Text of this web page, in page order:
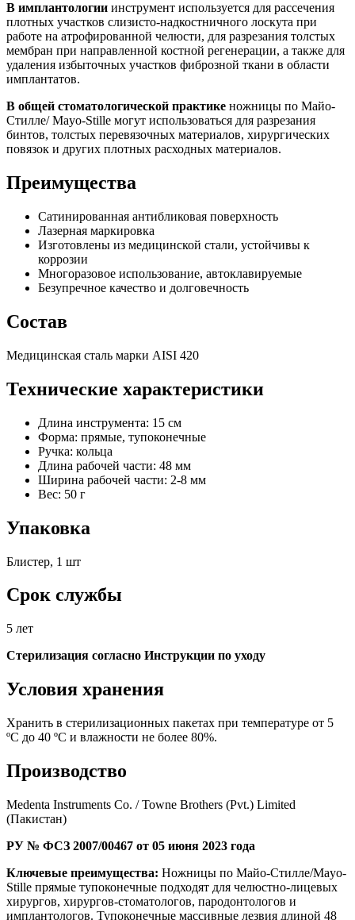
В имплантологии инструмент используется для рассечения
плотных участков слизисто-надкостничного лоскута при
работе на атрофированной челюсти, для разрезания толстых
мембран при направленной костной регенерации, а также для
удаления избыточных участков фиброзной ткани в области
имплантатов.
В общей стоматологической практике ножницы по Майо-
Стилле/ Mayo-Stille могут использоваться для разрезания
бинтов, толстых перевязочных материалов, хирургических
повязок и других плотных расходных материалов.
Преимущества
Сатинированная антибликовая поверхность
Лазерная маркировка
Изготовлены из медицинской стали, устойчивы к
коррозии
Многоразовое использование, автоклавируемые
Безупречное качество и долговечность
Состав
Медицинская сталь марки AISI 420
Технические характеристики
Длина инструмента: 15 см
Форма: прямые, тупоконечные
Ручка: кольца
Длина рабочей части: 48 мм
Ширина рабочей части: 2-8 мм
Вес: 50 г
Упаковка
Блистер, 1 шт
Срок службы
5 лет
Стерилизация согласно Инструкции по уходу
Условия хранения
Хранить в стерилизационных пакетах при температуре от 5
ºС до 40 ºС и влажности не более 80%.
Производство
Medenta Instruments Co. / Towne Brothers (Pvt.) Limited
(Пакистан)
РУ № ФСЗ 2007/00467 от 05 июня 2023 года
Ключевые преимущества: Ножницы по Майо-Стилле/Mayo-
Stille прямые тупоконечные подходят для челюстно-лицевых
хирургов, хирургов-стоматологов, пародонтологов и
имплантологов. Тупоконечные массивные лезвия длиной 48